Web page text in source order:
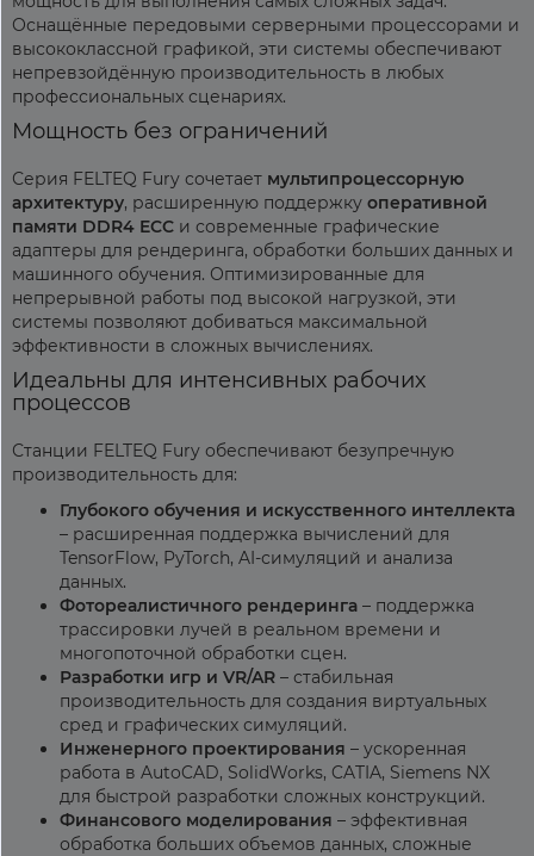
Оснащённые передовыми серверными процессорами и
высококлассной графикой, эти системы обеспечивают
непревзойдённую производительность в любых
профессиональных сценариях.
Мощность без ограничений
Серия FELTEQ Fury сочетает мультипроцессорную
архитектуру, расширенную поддержку оперативной
памяти DDR4 ECC и современные графические
адаптеры для рендеринга, обработки больших данных и
машинного обучения. Оптимизированные для
непрерывной работы под высокой нагрузкой, эти
системы позволяют добиваться максимальной
эффективности в сложных вычислениях.
Идеальны для интенсивных рабочих
процессов
Станции FELTEQ Fury обеспечивают безупречную
производительность для:
Глубокого обучения и искусственного интеллекта
– расширенная поддержка вычислений для
TensorFlow, PyTorch, AI-симуляций и анализа
данных.
Фотореалистичного рендеринга – поддержка
трассировки лучей в реальном времени и
многопоточной обработки сцен.
Разработки игр и VR/AR – стабильная
производительность для создания виртуальных
сред и графических симуляций.
Инженерного проектирования – ускоренная
работа в AutoCAD, SolidWorks, CATIA, Siemens NX
для быстрой разработки сложных конструкций.
Финансового моделирования – эффективная
обработка больших объемов данных, сложные